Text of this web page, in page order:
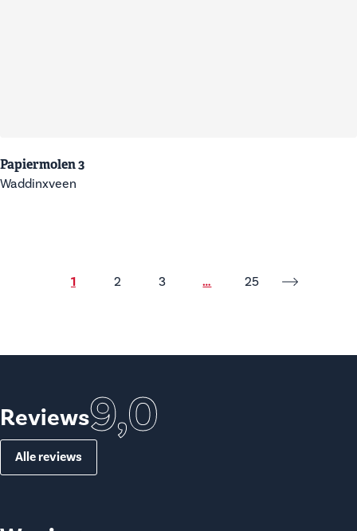
Papiermolen 3
Waddinxveen
1 2 3 … 25
Reviews9,0
Alle reviews